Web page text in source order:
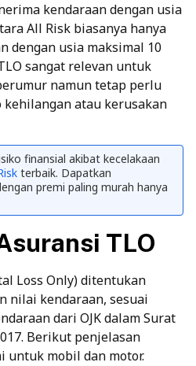
kendaraan dengan usia
All Risk biasanya hanya
dengan usia maksimal 10
sangat relevan untuk
namun tetap perlu
atau kerusakan
finansial akibat kecelakaan
terbaik. Dapatkan
premi paling murah hanya
TLO
Loss Only) ditentukan
nilai kendaraan, sesuai
dari OJK dalamSurat
7. Berikut penjelasan
untuk mobil dan motor.